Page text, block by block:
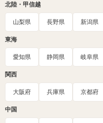
北陸・甲信越
山梨県 長野県 新潟県
東海
愛知県 静岡県 岐阜県
関西
大阪府 兵庫県 京都府
中国